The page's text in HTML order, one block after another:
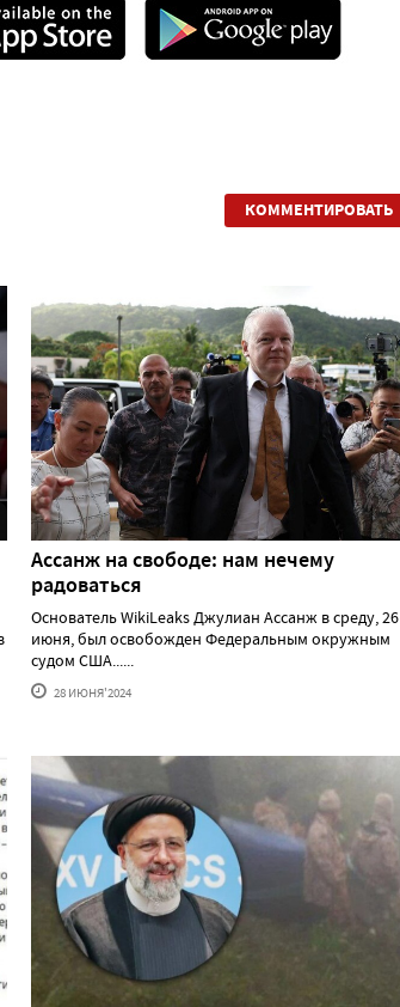
КОММЕНТИРОВАТЬ
Ассанж на свободе: нам нечему
радоваться
Основатель WikiLeaks Джулиан Ассанж в среду, 26
июня, был освобожден Федеральным окружным
судом США......
28 ИЮНЯ'2024